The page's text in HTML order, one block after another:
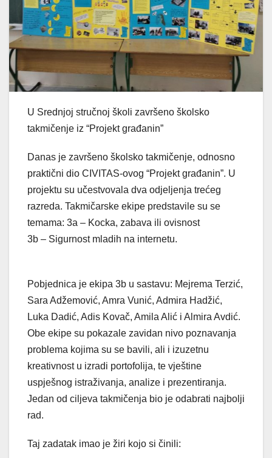
U Srednjoj stručnoj školi završeno školsko
takmičenje iz “Projekt građanin”
Danas je završeno školsko takmičenje, odnosno
praktični dio CIVITAS-ovog “Projekt građanin”. U
projektu su učestvovala dva odjeljenja trećeg
razreda. Takmičarske ekipe predstavile su se
temama: 3a – Kocka, zabava ili ovisnost
3b – Sigurnost mladih na internetu.
Pobjednica je ekipa 3b u sastavu: Mejrema Terzić,
Sara Adžemović, Amra Vunić, Admira Hadžić,
Luka Dadić, Adis Kovač, Amila Alić i Almira Avdić.
Obe ekipe su pokazale zavidan nivo poznavanja
problema kojima su se bavili, ali i izuzetnu
kreativnost u izradi portofolija, te vještine
uspješnog istraživanja, analize i prezentiranja.
Jedan od ciljeva takmičenja bio je odabrati najbolji
rad.
Taj zadatak imao je žiri kojo si činili: